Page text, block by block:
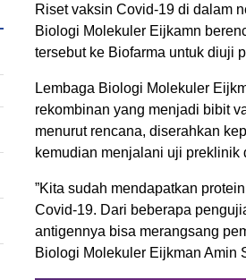
Riset vaksin Covid-19 di dalam
Biologi Molekuler Eijkamn
tersebut ke Biofarma untuk diuji
Lembaga Biologi Molekuler
rekombinan yang menjadi bibit
menurut rencana, diserahkan
kemudian menjalani uji preklinik
”Kita sudah mendapatkan
Covid-19. Dari beberapa
antigennya bisa merangsang
Biologi Molekuler Eijkman Amin